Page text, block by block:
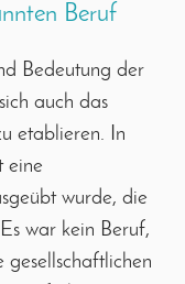
Beruf
Bedeutung der
auch das
etablieren. In
eine
wurde, die
war kein Beruf,
gesellschaftlichen